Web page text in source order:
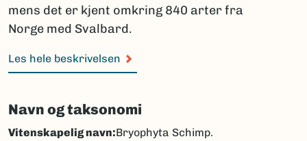
mens det er kjent omkring 840 arter fra
Norge med Svalbard.
Les hele beskrivelsen
Navn og taksonomi
Vitenskapelig navn:Bryophyta Schimp.